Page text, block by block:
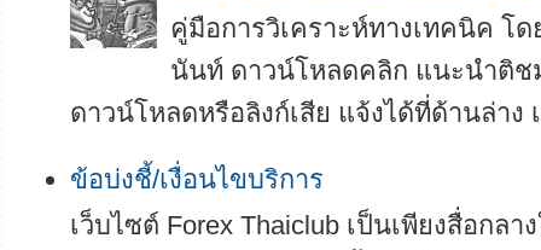
คู่มือการวิเคราะห์ทางเทคนิค โ
นันท์ ดาวน์โหลดคลิก แนะนำติ
ดาวน์โหลดหรือลิงก์เสีย แจ้งได้ที่ด้านล่าง
ข้อบ่งชี้/เงื่อนไขบริการ
เว็บไซต์ Forex Thaiclub เป็นเพียงสื่อกลา